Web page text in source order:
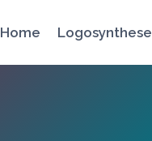
Home Logosynthese